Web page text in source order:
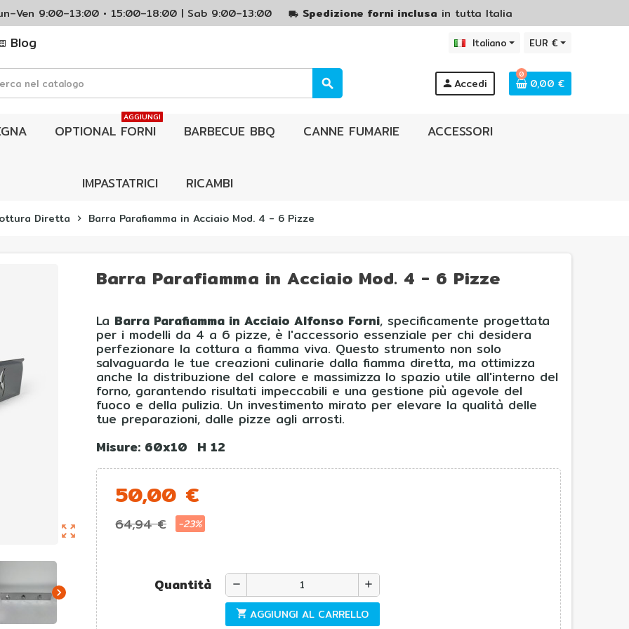
9:00–13:00 • 15:00–18:00 | Sab 9:00–13:00 local_shipping Spedizione forni inclusa in tutta Italia
Blog Italiano EUR €
search personAccedi
0
0,00 €
OPTIONAL FORNI
AGGIUNGI
BARBECUE BBQ CANNE FUMARIE ACCESSORI
IMPASTATRICI RICAMBI
Diretta chevron_right Barra Parafiamma in Acciaio Mod. 4 - 6 Pizze
zoom_out_map
chevron_right
Barra Parafiamma in Acciaio Mod. 4 - 6 Pizze
La Barra Parafiamma in Acciaio Alfonso Forni, specificamente progettata
per i modelli da 4 a 6 pizze, è l'accessorio essenziale per chi desidera
perfezionare la cottura a fiamma viva. Questo strumento non solo
salvaguarda le tue creazioni culinarie dalla fiamma diretta, ma ottimizza
anche la distribuzione del calore e massimizza lo spazio utile all'interno del
forno, garantendo risultati impeccabili e una gestione più agevole del
fuoco e della pulizia. Un investimento mirato per elevare la qualità delle
tue preparazioni, dalle pizze agli arrosti.
Misure: 60x10 H 12
50,00 €
64,94 € -23%
Quantità remove add
shopping_cart AGGIUNGI AL CARRELLO